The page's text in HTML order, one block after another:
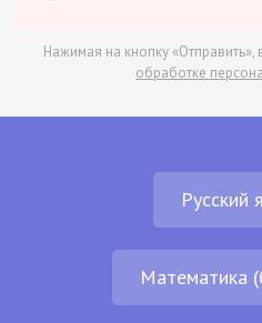
Нажимая на кнопку «Отправить»,
обработке
Русский
Математика